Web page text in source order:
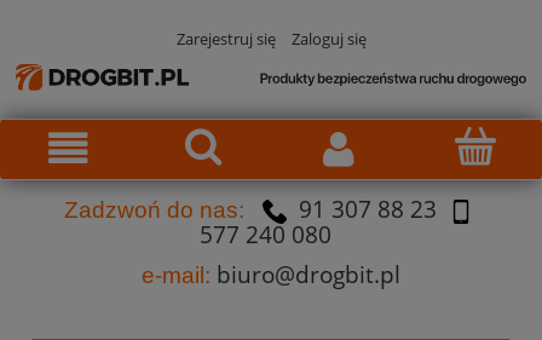
Zarejestruj się Zaloguj się
Zadzwoń do nas:
91 307 88 23
577 240 080
e-mail: biuro@drogbit.pl